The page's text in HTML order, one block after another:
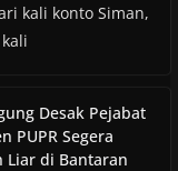
kali konto Siman,
Desak Pejabat
PUPR Segera
Liar di Bantaran